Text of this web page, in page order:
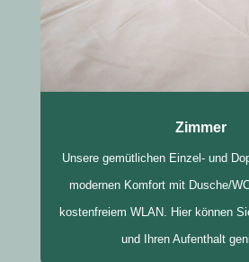
Zimmer
Unsere gemütlichen Einzel- und
modernen Komfort mit Dusche/
kostenfreiem WLAN. Hier können
und Ihren Aufenthalt